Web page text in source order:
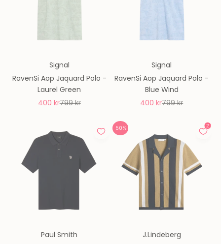
Signal
RavenSi Aop Jaquard Polo -
Laurel Green
REA-pris
400 krPris
799 kr
Signal
RavenSi Aop Jaquard Polo -
Blue Wind
REA-pris
400 krPris
799 kr
Paul Smith
50%
J.Lindeberg